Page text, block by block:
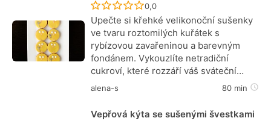
Recept ještě nebyl hodnocen
0,0
Upečte si křehké velikonoční sušenky
ve tvaru roztomilých kuřátek s
rybízovou zavařeninou a barevným
fondánem. Vykouzlíte netradiční
cukroví, které rozzáří váš sváteční…
alena-s 80 min
Vepřová kýta se sušenými švestkami